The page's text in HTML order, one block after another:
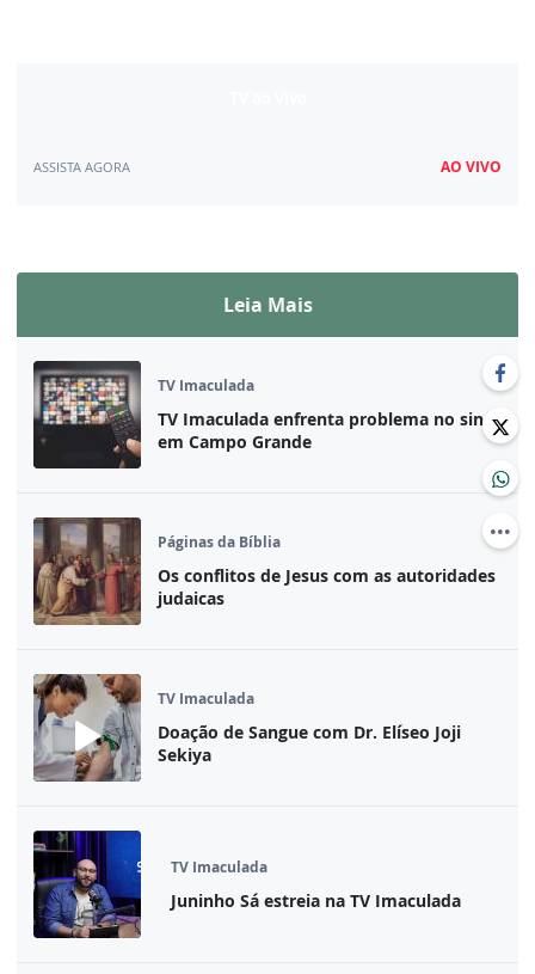
ASSISTA AGORA AO VIVO
Leia Mais
TV Imaculada
TV Imaculada enfrenta problema no sinal
em Campo Grande
Páginas da Bíblia
Os conflitos de Jesus com as autoridades
judaicas
TV Imaculada
Doação de Sangue com Dr. Elíseo Joji
Sekiya
TV Imaculada
Juninho Sá estreia na TV Imaculada